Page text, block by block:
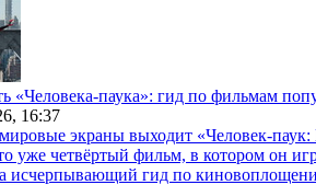
«Человека-паука»: гид по фильмам
16:37
экраны выходит «Человек-
уже четвёртый фильм, в котором он
исчерпывающий гид по